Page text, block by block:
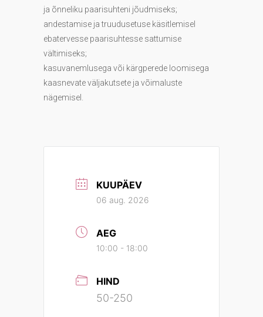
ja õnneliku paarisuhteni jõudmiseks;
andestamise ja truudusetuse käsitlemisel
ebatervesse paarisuhtesse sattumise
vältimiseks;
kasuvanemlusega või kärgperede loomisega
kaasnevate väljakutsete ja võimaluste
nägemisel.
KUUPÄEV
06 aug. 2026
AEG
10:00 - 18:00
HIND
50-250